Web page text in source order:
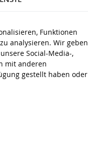
Funktionen
analysieren. Wir geben
Social-Media-,
mit anderen
gestellt haben oder